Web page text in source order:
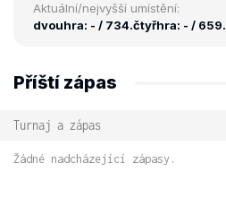
Aktuální/nejvyšší umístění:
dvouhra: - / 734.čtyřhra: - / 659.
Příští zápas
Turnaj a zápas
Žádné nadcházející zápasy.